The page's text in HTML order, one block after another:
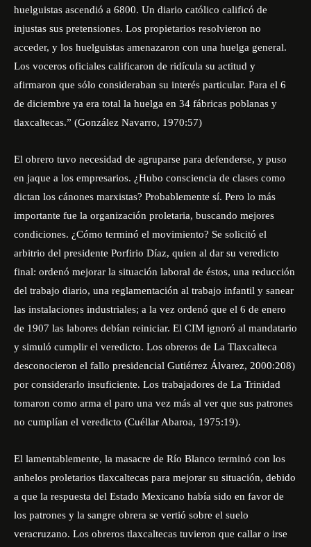
huelguistas ascendió a 6800. Un diario católico calificó de
injustas sus pretensiones. Los propietarios resolvieron no
acceder, y los huelguistas amenazaron con una huelga general.
Los voceros oficiales calificaron de ridícula su actitud y
afirmaron que sólo consideraban su interés particular. Para el 6
de diciembre ya era total la huelga en 34 fábricas poblanas y
tlaxcaltecas.” (González Navarro, 1970:57)
El obrero tuvo necesidad de agruparse para defenderse, y puso
en jaque a los empresarios. ¿Hubo consciencia de clases como
dictan los cánones marxistas? Probablemente sí. Pero lo más
importante fue la organización proletaria, buscando mejores
condiciones. ¿Cómo terminó el movimiento? Se solicitó el
arbitrio del presidente Porfirio Díaz, quien al dar su veredicto
final: ordenó mejorar la situación laboral de éstos, una reducción
del trabajo diario, una reglamentación al trabajo infantil y sanear
las instalaciones industriales; a la vez ordenó que el 6 de enero
de 1907 las labores debían reiniciar. El CIM ignoró al mandatario
y simuló cumplir el veredicto. Los obreros de La Tlaxcalteca
desconocieron el fallo presidencial Gutiérrez Álvarez, 2000:208)
por considerarlo insuficiente. Los trabajadores de La Trinidad
tomaron como arma el paro una vez más al ver que sus patrones
no cumplían el veredicto (Cuéllar Abaroa, 1975:19).
El lamentablemente, la masacre de Río Blanco terminó con los
anhelos proletarios tlaxcaltecas para mejorar su situación, debido
a que la respuesta del Estado Mexicano había sido en favor de
los patrones y la sangre obrera se vertió sobre el suelo
veracruzano. Los obreros tlaxcaltecas tuvieron que callar o irse